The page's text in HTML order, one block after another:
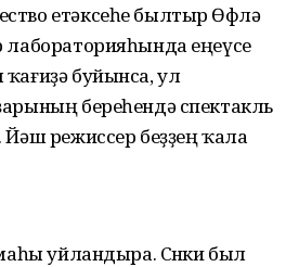
етәксеһе былтыр Өфөлә
лабораторияһында еңеүсе
буйынса, ул
береһендә спектакль
режиссер беҙҙең ҡала
уйландыра. Сөнки был